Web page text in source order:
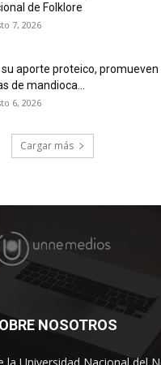
de Folklore
7, 2026
su aporte proteico, promueven
de mandioca...
6, 2026
Cargar más
NOSOTROS